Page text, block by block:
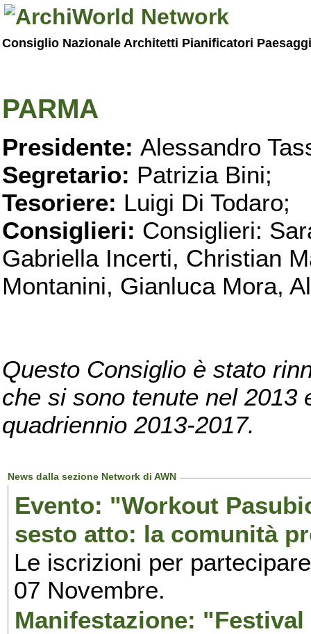
Consiglio Nazionale Architetti Pianificatori
PARMA
Presidente: Alessandro
Segretario: Patrizia Bini;
Tesoriere: Luigi Di Todaro;
Consiglieri: Consiglieri:
Gabriella Incerti, Christian
Montanini, Gianluca Mora,
Questo Consiglio è stato
che si sono tenute nel 2013
quadriennio 2013-2017.
News dalla sezione Network di AWN
Evento: "Workout
sesto atto: la comunità
Le iscrizioni per
07 Novembre.
Manifestazione: